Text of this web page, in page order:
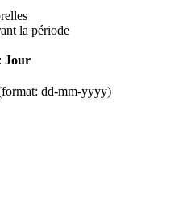
la période
Jour
dd-mm-yyyy)